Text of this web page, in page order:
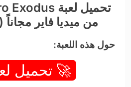
من ميديا فاير مجاناً (v3.0.8.39)
حول هذه اللعبة:
🚀 تحميل